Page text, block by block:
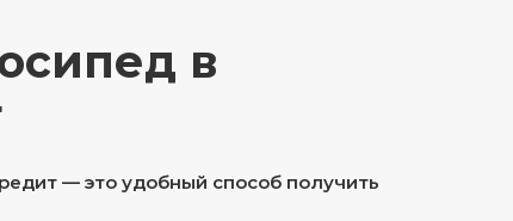
в
— это удобный способ получить